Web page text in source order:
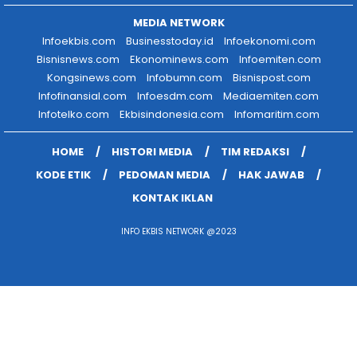
MEDIA NETWORK
Infoekbis.com
Businesstoday.id
Infoekonomi.com
Bisnisnews.com
Ekonominews.com
Infoemiten.com
Kongsinews.com
Infobumn.com
Bisnispost.com
Infofinansial.com
Infoesdm.com
Mediaemiten.com
Infotelko.com
Ekbisindonesia.com Infomaritim.com
HOME HISTORI MEDIA
TIM REDAKSI
KODE ETIK
PEDOMAN MEDIA
HAK JAWAB
KONTAK IKLAN
INFO EKBIS NETWORK @2023